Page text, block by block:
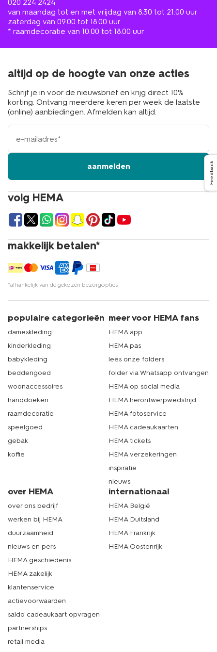
020 224 2424
van maandag tot en met vrijdag van 8.30 tot 21.00 uur
zaterdag van 09.00 tot 18.00 uur
* raamdecoratie van 10.00 tot 18.00 uur
volg HEMA
makkelijk betalen*
*afhankelijk van de gekozen bezorgopties
altijd op de hoogte van onze acties
Schrijf je in voor de nieuwsbrief en krijg direct 10%
korting. Ontvang meerdere keren per week de laatste
(online) aanbiedingen. Afmelden kan altijd.
e-
mailadres
aanmelden
populaire categorieën
dameskleding
kinderkleding
babykleding
beddengoed
woonaccessoires
handdoeken
raamdecoratie
speelgoed
gebak
koffie
meer voor HEMA fans
HEMA app
HEMA pas
lees onze folders
folder via Whatsapp ontvangen
HEMA op social media
HEMA herontwerpwedstrijd
HEMA fotoservice
HEMA cadeaukaarten
HEMA tickets
HEMA verzekeringen
inspiratie
nieuws
over HEMA
over ons bedrijf
werken bij HEMA
duurzaamheid
nieuws en pers
HEMA geschiedenis
HEMA zakelijk
klantenservice
actievoorwaarden
saldo cadeaukaart opvragen
partnerships
retail media
internationaal
HEMA België
HEMA Duitsland
HEMA Frankrijk
HEMA Oostenrijk
Feedback